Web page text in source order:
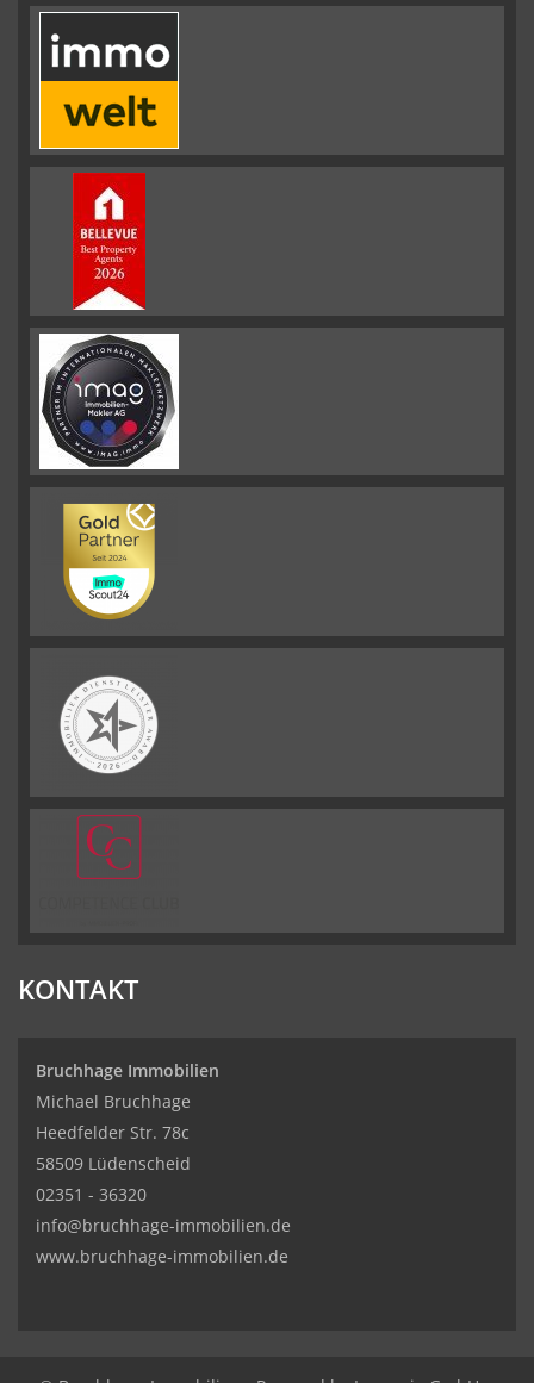
KONTAKT
Bruchhage Immobilien
Michael Bruchhage
Heedfelder Str. 78c
58509 Lüdenscheid
02351 - 36320
info@bruchhage-immobilien.de
www.bruchhage-immobilien.de